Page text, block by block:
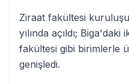
Ziraat fakültesi
yılında açıldı;
fakültesi gibi birimlerle
genişledi.